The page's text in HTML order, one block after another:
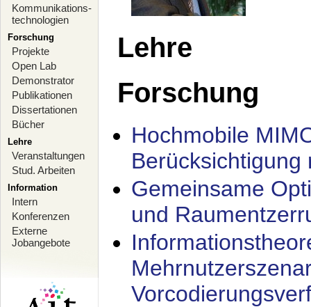
Kommunikations-
technologien
Forschung
Projekte
Open Lab
Demonstrator
Publikationen
Dissertationen
Bücher
Lehre
Veranstaltungen
Stud. Arbeiten
Information
Intern
Konferenzen
Externe
Jobangebote
Lehre
Forschung
Hochmobile
Berücksichtigung
Gemeinsame
und